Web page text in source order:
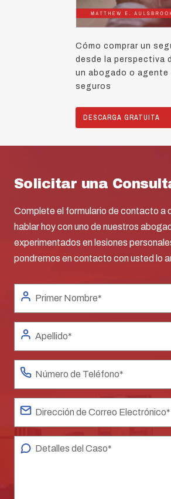
Cómo comprar un
desde la perspectiva
un abogado o agente
seguros
DESCARGA GRATUITA
Solicitar una
Complete el formulario de contacto a
hablar hoy con uno de nuestros
experimentados en lesiones
pondremos en contacto con usted lo